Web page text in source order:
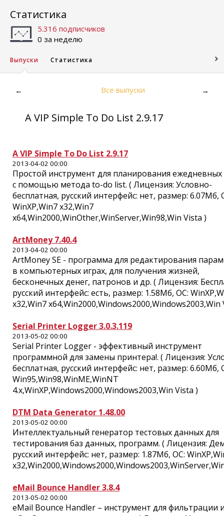
Статистика
5.316 подписчиков
0 за неделю
Выпуски Статистика
← Все выпуски →
A VIP Simple To Do List 2.9.17
A VIP Simple To Do List 2.9.17
2013-04-02 00:00
Простой инструмент для планирования ежедневных
с помощью метода to-do list. ( Лицензия: Условно-
бесплатная, русский интерфейс: нет, размер: 6.07Мб,
WinXP,Win7 x32,Win7
x64,Win2000,WinOther,WinServer,Win98,Win Vista )
ArtMoney 7.40.4
2013-04-02 00:00
ArtMoney SE - программа для редактирования
в компьютерных играх, для получения жизней,
бесконечных денег, патронов и др. ( Лицензия:
русский интерфейс: есть, размер: 1.58Мб, ОС:
x32,Win7 x64,Win2000,Windows2000,Windows2003,Win
Serial Printer Logger 3.0.3.119
2013-05-02 00:00
Serial Printer Logger - эффективный инструмент
программной для замены принтера!. ( Лицензия:
бесплатная, русский интерфейс: нет, размер: 6.60Мб,
Win95,Win98,WinME,WinNT
4.x,WinXP,Windows2000,Windows2003,Win Vista )
DTM Data Generator 1.48.00
2013-05-02 00:00
Интеллектуальный генератор тестовых данных для
тестирования баз данных, программ. ( Лицензия:
русский интерфейс: нет, размер: 1.87Мб, ОС:
eMail Bounce Handler 3.8.4
2013-05-02 00:00
eMail Bounce Handler – инструмент для фильтрации